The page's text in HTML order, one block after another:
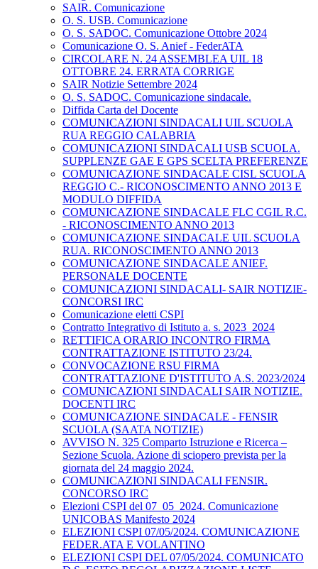
SAIR. Comunicazione
O. S. USB. Comunicazione
O. S. SADOC. Comunicazione Ottobre 2024
Comunicazione O. S. Anief - FederATA
CIRCOLARE N. 24 ASSEMBLEA UIL 18
OTTOBRE 24. ERRATA CORRIGE
SAIR Notizie Settembre 2024
O. S. SADOC. Comunicazione sindacale.
Diffida Carta del Docente
COMUNICAZIONI SINDACALI UIL SCUOLA
RUA REGGIO CALABRIA
COMUNICAZIONI SINDACALI USB SCUOLA.
SUPPLENZE GAE E GPS SCELTA PREFERENZE
COMUNICAZIONE SINDACALE CISL SCUOLA
REGGIO C.- RICONOSCIMENTO ANNO 2013 E
MODULO DIFFIDA
COMUNICAZIONE SINDACALE FLC CGIL R.C.
- RICONOSCIMENTO ANNO 2013
COMUNICAZIONE SINDACALE UIL SCUOLA
RUA. RICONOSCIMENTO ANNO 2013
COMUNICAZIONE SINDACALE ANIEF.
PERSONALE DOCENTE
COMUNICAZIONI SINDACALI- SAIR NOTIZIE-
CONCORSI IRC
Comunicazione eletti CSPI
Contratto Integrativo di Istituto a. s. 2023_2024
RETTIFICA ORARIO INCONTRO FIRMA
CONTRATTAZIONE ISTITUTO 23/24.
CONVOCAZIONE RSU FIRMA
CONTRATTAZIONE D'ISTITUTO A.S. 2023/2024
COMUNICAZIONI SINDACALI SAIR NOTIZIE.
DOCENTI IRC
COMUNICAZIONE SINDACALE - FENSIR
SCUOLA (SAATA NOTIZIE)
AVVISO N. 325 Comparto Istruzione e Ricerca –
Sezione Scuola. Azione di sciopero prevista per la
giornata del 24 maggio 2024.
COMUNICAZIONI SINDACALI FENSIR.
CONCORSO IRC
Elezioni CSPI del 07_05_2024. Comunicazione
UNICOBAS Manifesto 2024
ELEZIONI CSPI 07/05/2024. COMUNICAZIONE
FEDER.ATA E VOLANTINO
ELEZIONI CSPI DEL 07/05/2024. COMUNICATO